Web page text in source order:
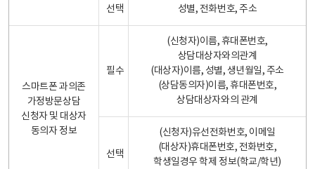
선택 성별, 전화번호, 주소
스마트폰 과의존
가정방문상담
신청자 및 대상자
동의자 정보
필수
(신청자)이름, 휴대폰번호,
상담대상자와의관계
(대상자)이름, 성별, 생년월일, 주소
(상담동의자)이름, 휴대폰번호,
상담대상자와의 관계
선택
(신청자)유선전화번호, 이메일
(대상자)휴대폰번호, 전화번호,
학생일경우 학제 정보(학교/학년)